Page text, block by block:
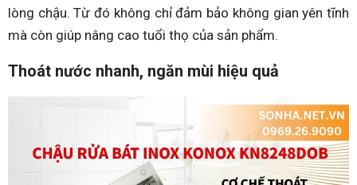
lòng chậu. Từ đó không chỉ đảm bảo không gian yên tĩnh
mà còn giúp nâng cao tuổi thọ của sản phẩm.
Thoát nước nhanh, ngăn mùi hiệu quả